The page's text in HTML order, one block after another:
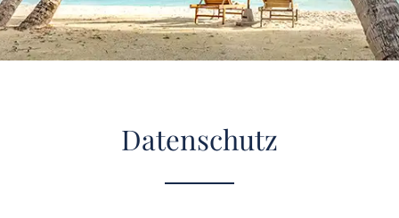
Kontakt
Datenschutz